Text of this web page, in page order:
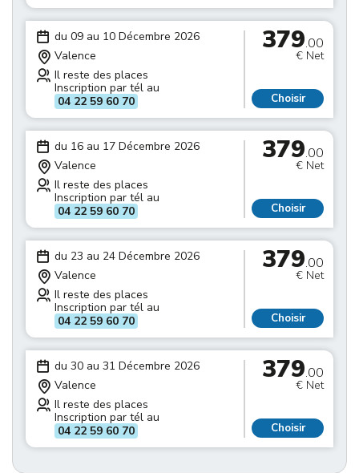
du 09 au 10 Décembre 2026
Valence
Il reste des places
Inscription par tél au
04 22 59 60 70
379.00
€ Net
Choisir
du 16 au 17 Décembre 2026
Valence
Il reste des places
Inscription par tél au
04 22 59 60 70
379.00
€ Net
Choisir
du 23 au 24 Décembre 2026
Valence
Il reste des places
Inscription par tél au
04 22 59 60 70
379.00
€ Net
Choisir
du 30 au 31 Décembre 2026
Valence
Il reste des places
Inscription par tél au
04 22 59 60 70
379.00
€ Net
Choisir